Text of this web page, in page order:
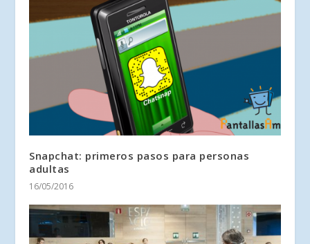
Snapchat: primeros pasos para personas
adultas
16/05/2016